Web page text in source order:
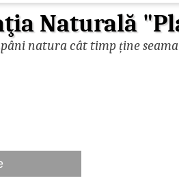
Naturală
natura cât timp ține